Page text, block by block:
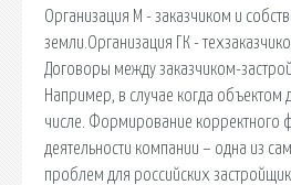
Организация М - заказчиком и
земли.Организация ГК -
Договоры между заказчиком-
Например, в случае когда объектом
числе. Формирование корректного
деятельности компании – одна из
проблем для российских